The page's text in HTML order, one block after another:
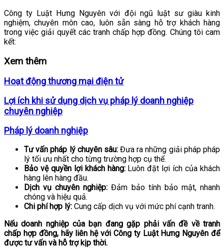
Công ty Luật Hưng Nguyên với đội ngũ luật sư giàu kinh
nghiệm, chuyên môn cao, luôn sẵn sàng hỗ trợ khách hàng
trong việc giải quyết các tranh chấp hợp đồng. Chúng tôi cam
kết:
Xem thêm
Hoạt động thương mại điện tử
Lợi ích khi sử dụng dịch vụ pháp lý doanh nghiệp
chuyên nghiệp
Pháp lý doanh nghiệp
Tư vấn pháp lý chuyên sâu:Đưa ra những giải pháp pháp
lý tối ưu nhất cho từng trường hợp cụ thể.
Bảo vệ quyền lợi khách hàng:Luôn đặt lợi ích của khách
hàng lên hàng đầu.
Dịch vụ chuyên nghiệp: Đảm bảo tính bảo mật, nhanh
chóng và hiệu quả.
Chi phí hợp lý: Cung cấp dịch vụ với mức phí cạnh tranh.
Nếu doanh nghiệp của bạn đang gặp phải vấn đề về tranh
chấp hợp đồng, hãy liên hệ với Công ty Luật Hưng Nguyên để
được tư vấn và hỗ trợ kịp thời.